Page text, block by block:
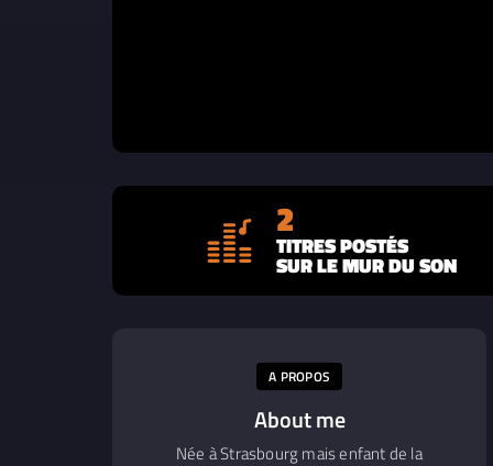
2
TITRES POSTÉS
SUR LE MUR DU SON
A PROPOS
About me
Née à Strasbourg mais enfant de la